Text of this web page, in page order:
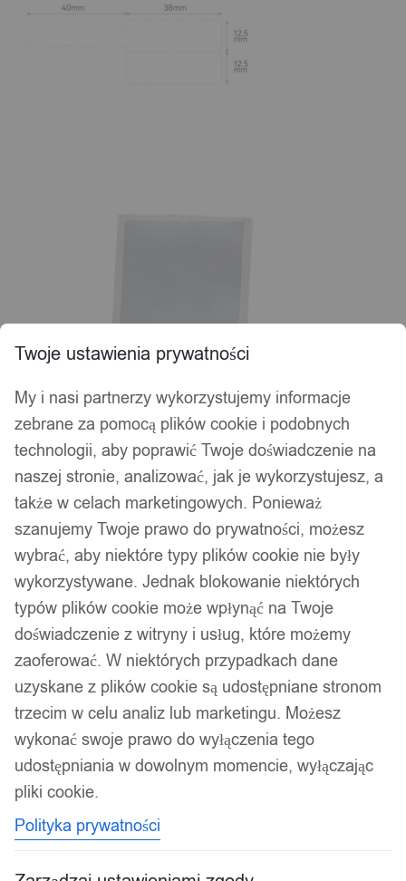
/ 3
Niimbot etykiety naklejki do
drukarki m2 białe do kabli
25x38+40mm 90x
Twoje ustawienia prywatności
My i nasi partnerzy wykorzystujemy informacje
zebrane za pomocą plików cookie i podobnych
technologii, aby poprawić Twoje doświadczenie na
naszej stronie, analizować, jak je wykorzystujesz, a
także w celach marketingowych. Ponieważ
szanujemy Twoje prawo do prywatności, możesz
wybrać, aby niektóre typy plików cookie nie były
wykorzystywane. Jednak blokowanie niektórych
typów plików cookie może wpłynąć na Twoje
doświadczenie z witryny i usług, które możemy
zaoferować. W niektórych przypadkach dane
uzyskane z plików cookie są udostępniane stronom
trzecim w celu analiz lub marketingu. Możesz
wykonać swoje prawo do wyłączenia tego
udostępniania w dowolnym momencie, wyłączając
pliki cookie.
Polityka prywatności